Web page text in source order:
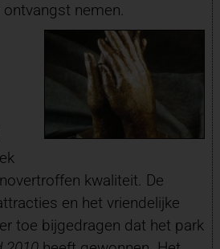
nemen.
kwaliteit. De
en het vriendelijke
toe bijgedragen dat het park